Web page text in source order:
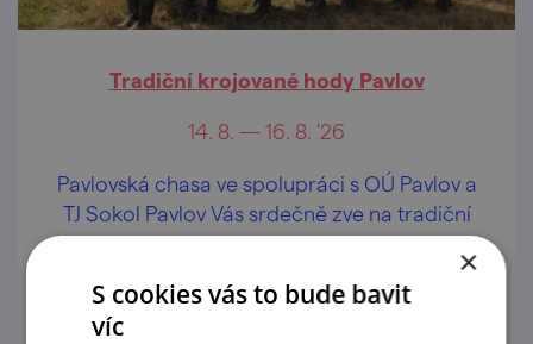
Tradiční krojované hody Pavlov
14. 8. — 16. 8. '26
Pavlovská chasa ve spolupráci s OÚ Pavlov a
TJ Sokol Pavlov Vás srdečně zve na tradiční
krojované hody v Pavlově.
prohlédnout
×
S cookies vás to bude bavit
víc